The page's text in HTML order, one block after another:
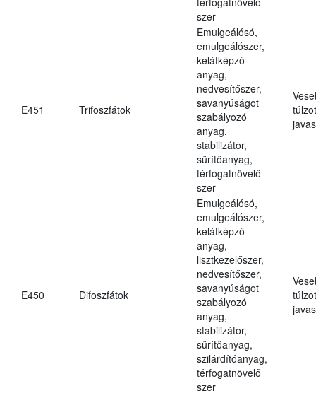
szer
E451 Trifoszfátok
Emulgeálósó,
emulgeálószer,
kelátképző
anyag,
nedvesítőszer,
savanyúságot
szabályozó
anyag,
stabilizátor,
sűrítőanyag,
térfogatnövelő
szer
E450 Difoszfátok
Emulgeálósó,
emulgeálószer,
kelátképző
anyag,
lisztkezelőszer,
nedvesítőszer,
savanyúságot
szabályozó
anyag,
stabilizátor,
sűrítőanyag,
szilárdítóanyag,
térfogatnövelő
szer